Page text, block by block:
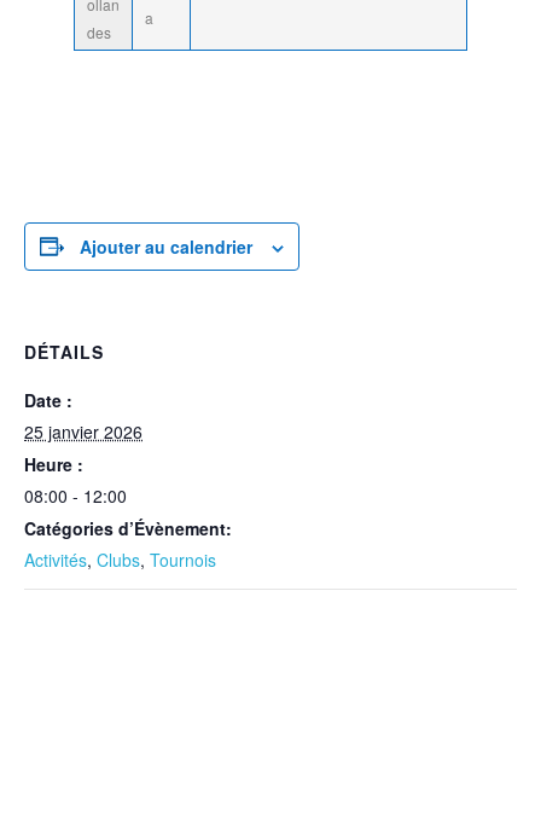
des
a
Ajouter au calendrier
DÉTAILS
Date :
25 janvier 2026
Heure :
08:00 - 12:00
Catégories d’Évènement:
Activités, Clubs, Tournois